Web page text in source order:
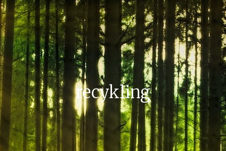
recykling